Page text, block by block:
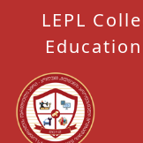
LEPL